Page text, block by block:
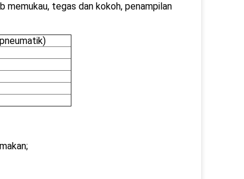
memukau, tegas dan kokoh, penampilan